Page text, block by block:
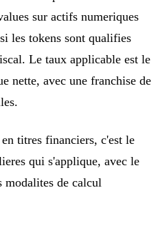
sur actifs numeriques
les tokens sont qualifies
Le taux applicable est le
nette, avec une franchise de
titres financiers, c'est le
qui s'applique, avec le
modalites de calcul